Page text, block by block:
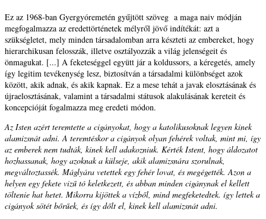
Ez az 1968-ban Gyergyóremetén gyűjtött szöveg a maga naiv módján
megfogalmazza az eredettörténetek mélyről jövő indítékát: azt a
szükségletet, mely minden társadalomban arra készteti az embereket, hogy
hierarchikusan felosszák, illetve osztályozzák a világ jelenségeit és
önmagukat. [...] A feketeséggel együtt jár a koldussors, a kéregetés, amely
így legitim tevékenység lesz, biztosítván a társadalmi különbséget azok
között, akik adnak, és akik kapnak. Ez a mese tehát a javak elosztásának és
újraelosztásának, valamint a társadalmi státusok alakulásának kereteit és
koncepcióját fogalmazza meg eredeti módon.
Az Isten azért teremtette a cigányokat, hogy a katolikusoknak legyen kinek
alamizsnát adni. A teremtéskor a cigányok olyan fehérek voltak, mint mi, így
az emberek nem tudták, kinek kell adakozniuk. Kérték Istent, hogy áldozatot
hozhassanak, hogy azoknak a külseje, akik alamizsnára szorulnak,
megváltoztassék. Máglyára vetettek egy fehér lovat, és megégették. Azon a
helyen egy fekete vizű tó keletkezett, és abban minden cigánynak el kellett
töltenie hat hetet. Mikorra kijöttek a vízből, mind megfeketedtek. így lettek a
cigányok sötét bőrűek, és így dőlt el, kinek kell alamizsnát adni.